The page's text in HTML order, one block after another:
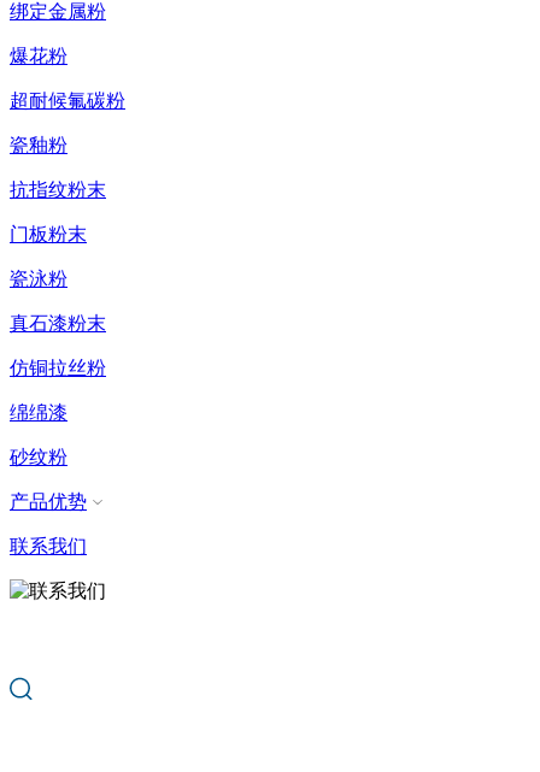
绑定金属粉
爆花粉
超耐候氟碳粉
瓷釉粉
抗指纹粉末
门板粉末
瓷泳粉
真石漆粉末
仿铜拉丝粉
绵绵漆
砂纹粉
产品优势
联系我们